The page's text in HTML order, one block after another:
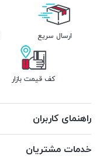
ارسال سریع
کف قیمت بازار
راهنمای کاربران
خدمات مشتریان